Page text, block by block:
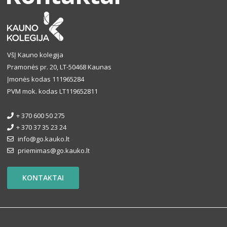
VšĮ Kauno kolegija
Pramonės pr. 20, LT-50468 Kaunas
Įmonės kodas 111965284
PVM mok. kodas LT119652811
+ 370 600 50 275
+ 370 37 35 23 24
info@go.kauko.lt
priemimas@go.kauko.lt
KONTAKTAI